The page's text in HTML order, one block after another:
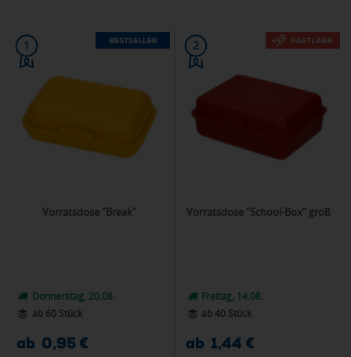
1
Vorratsdose "Break"
Donnerstag, 20.08.
ab 60 Stück
ab 0,95 €
2
Vorratsdose "School-Box" groß
Freitag, 14.08.
ab 40 Stück
ab 1,44 €